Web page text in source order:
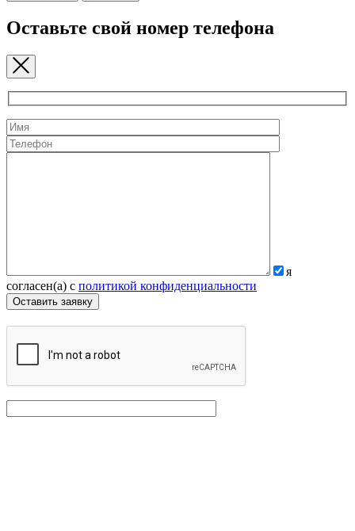
Оставьте свой номер телефона
я
согласен(а) с политикой конфиденциальности